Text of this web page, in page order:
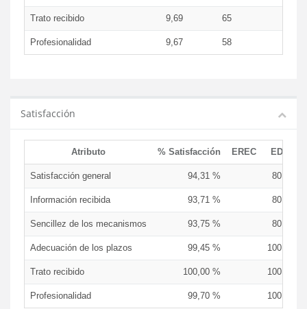
Trato recibido 9,69 65
Profesionalidad 9,67 58
Satisfacción
Atributo % Satisfacción EREC EDCEN
Satisfacción general 94,31 % 80,00 %
Información recibida 93,71 % 80,00 %
Sencillez de los mecanismos 93,75 % 80,00 %
Adecuación de los plazos 99,45 % 100,00 %
Trato recibido 100,00 % 100,00 %
Profesionalidad 99,70 % 100,00 %